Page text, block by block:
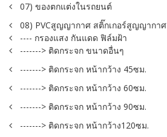
07) ของตกแต่งในรถยนต์
08) PVCสูญญากาศ สติ๊กเกอร์สูญญากาศ
---- กรองแสง กันแดด ฟิล์มฝ้า
-------> ติดกระจก ขนาดอื่นๆ
-------> ติดกระจก หน้ากว้าง 45ซม.
-------> ติดกระจก หน้ากว้าง 60ซม.
-------> ติดกระจก หน้ากว้าง 90ซม.
-------> ติดกระจก หน้ากว้าง120ซม.